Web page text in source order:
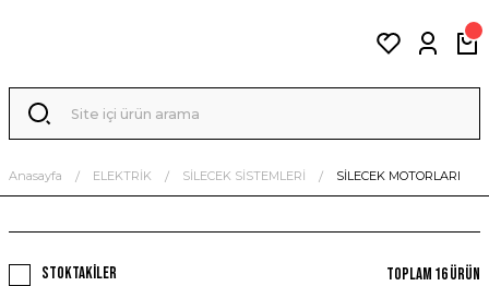
Anasayfa ELEKTRİK SİLECEK SİSTEMLERİ SİLECEK MOTORLARI
Stoktakiler Toplam 16 ürün